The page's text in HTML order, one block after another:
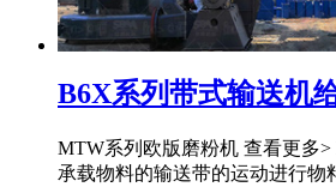
B6X系列带式输送机
MTW系列欧版磨粉机 查看更多
承载物料的输送带的运动进行物